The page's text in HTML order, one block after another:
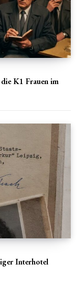
K1 Frauen im
Interhotel